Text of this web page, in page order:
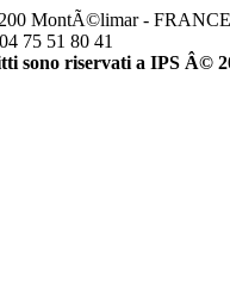
MontÃ©limar - FRANCE
75 51 80 41
sono riservati a IPS Â©